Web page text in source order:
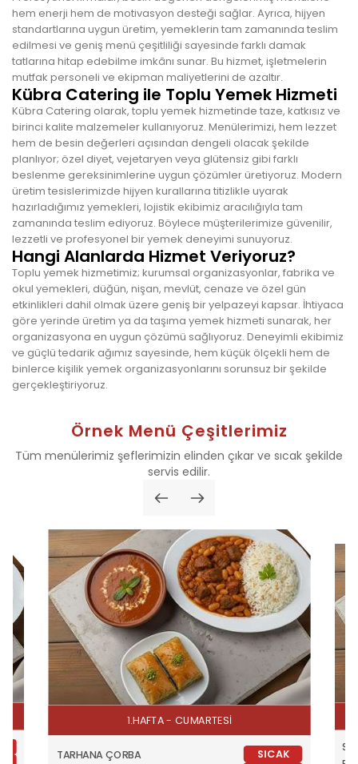
hem enerji hem de motivasyon desteği sağlar. Ayrıca, hijyen
standartlarına uygun üretim, yemeklerin tam zamanında teslim
edilmesi ve geniş menü çeşitliliği sayesinde farklı damak
tatlarına hitap edebilme imkânı sunar. Bu hizmet, işletmelerin
mutfak personeli ve ekipman maliyetlerini de azaltır.
Kübra Catering ile Toplu Yemek Hizmeti
Kübra Catering olarak, toplu yemek hizmetinde taze, katkısız ve
birinci kalite malzemeler kullanıyoruz. Menülerimizi, hem lezzet
hem de besin değerleri açısından dengeli olacak şekilde
planlıyor; özel diyet, vejetaryen veya glütensiz gibi farklı
beslenme gereksinimlerine uygun çözümler üretiyoruz. Modern
üretim tesislerimizde hijyen kurallarına titizlikle uyarak
hazırladığımız yemekleri, lojistik ekibimiz aracılığıyla tam
zamanında teslim ediyoruz. Böylece müşterilerimize güvenilir,
lezzetli ve profesyonel bir yemek deneyimi sunuyoruz.
Hangi Alanlarda Hizmet Veriyoruz?
Toplu yemek hizmetimiz; kurumsal organizasyonlar, fabrika ve
okul yemekleri, düğün, nişan, mevlüt, cenaze ve özel gün
etkinlikleri dahil olmak üzere geniş bir yelpazeyi kapsar. İhtiyaca
göre yerinde üretim ya da taşıma yemek hizmeti sunarak, her
organizasyona en uygun çözümü sağlıyoruz. Deneyimli ekibimiz
ve güçlü tedarik ağımız sayesinde, hem küçük ölçekli hem de
binlerce kişilik yemek organizasyonlarını sorunsuz bir şekilde
gerçekleştiriyoruz.
Örnek Menü Çeşitlerimiz
Tüm menülerimiz şeflerimizin elinden çıkar ve sıcak şekilde
servis edilir.
1.HAFTA - CUMARTESİ
TARHANA ÇORBA
SICAK